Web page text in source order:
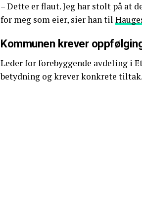
– Dette er flaut. Jeg har stolt på at
for meg som eier, sier han til
Kommunen krever
Leder for forebyggende avdeling i
betydning og krever konkrete tiltak.